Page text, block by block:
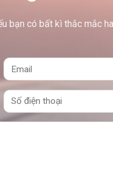
bạn có bất kì thắc mắc